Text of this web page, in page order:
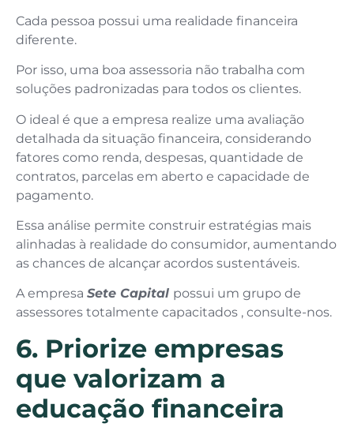
Cada pessoa possui uma realidade financeira
diferente.
Por isso, uma boa assessoria não trabalha com
soluções padronizadas para todos os clientes.
O ideal é que a empresa realize uma avaliação
detalhada da situação financeira, considerando
fatores como renda, despesas, quantidade de
contratos, parcelas em aberto e capacidade de
pagamento.
Essa análise permite construir estratégias mais
alinhadas à realidade do consumidor, aumentando
as chances de alcançar acordos sustentáveis.
A empresa Sete Capital possui um grupo de
assessores totalmente capacitados , consulte-nos.
6. Priorize empresas
que valorizam a
educação financeira